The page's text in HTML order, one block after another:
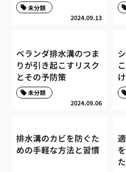
2024.09.13
未分類
ベランダ排水溝のつま
りが引き起こすリスク
とその予防策
2024.09.06
未分類
排水溝のカビを防ぐた
めの手軽な方法と習慣